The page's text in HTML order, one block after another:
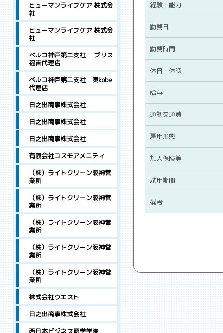
経験・能力
勤務日
勤務時間
休日・休暇
給与
通勤交通費
雇用形態
加入保険等
試用期間
備考
ヒューマンライフケア 株式会
社
ヒューマンライフケア 株式会
社
ベルコ神戸第二支社 ブリス
福吉代理店
ベルコ神戸第二支社 奥kobe
代理店
日之出商事株式会社
日之出商事株式会社
日之出商事株式会社
有限会社コスモアメニティ
（株）ライトクリーン阪神営
業所
（株）ライトクリーン阪神営
業所
（株）ライトクリーン阪神営
業所
（株）ライトクリーン阪神営
業所
（株）ライトクリーン阪神営
業所
株式会社ウエスト
日之出商事株式会社
西日本ビジネス語学学院